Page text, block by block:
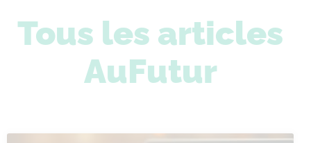
Tous les articles
AuFutur